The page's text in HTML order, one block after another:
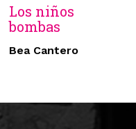
Los niños
bombas
Bea Cantero